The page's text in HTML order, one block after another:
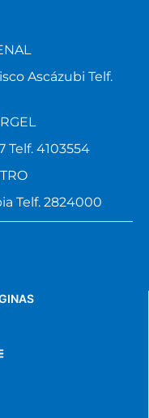
Ascázubi Telf.
Telf. 4103554
Telf. 2824000